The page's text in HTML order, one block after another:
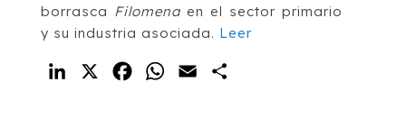
borrasca Filomenaen el sector primario
y su industria asociada. Leer
LinkedIn FacebookWhatsApp
Email